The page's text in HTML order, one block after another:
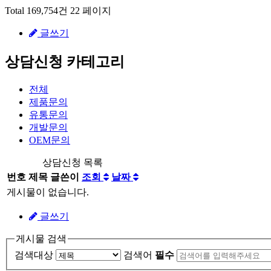
Total 169,754건 22 페이지
글쓰기
상담신청 카테고리
전체
제품문의
유통문의
개발문의
OEM문의
상담신청 목록
번호 제목 글쓴이 조회
날짜
게시물이 없습니다.
글쓰기
게시물 검색
검색대상
검색어 필수